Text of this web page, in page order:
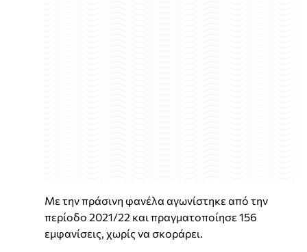
Με την πράσινη φανέλα αγωνίστηκε από την
περίοδο 2021/22 και πραγματοποίησε 156
εμφανίσεις, χωρίς να σκοράρει.